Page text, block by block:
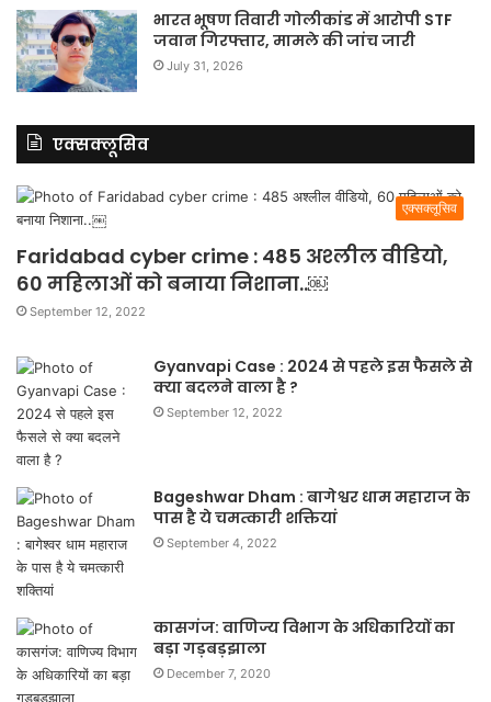
भारत भूषण तिवारी गोलीकांड में आरोपी STF
जवान गिरफ्तार, मामले की जांच जारी
July 31, 2026
एक्सक्लूसिव
एक्सक्लूसिव
Faridabad cyber crime : 485 अश्लील वीडियो,
60 महिलाओं को बनाया निशाना..￼
September 12, 2022
Gyanvapi Case : 2024 से पहले इस फैसले से
क्या बदलने वाला है ?
September 12, 2022
Bageshwar Dham : बागेश्वर धाम महाराज के
पास है ये चमत्कारी शक्तियां
September 4, 2022
कासगंज: वाणिज्य विभाग के अधिकारियों का
बड़ा गड़बड़झाला
December 7, 2020